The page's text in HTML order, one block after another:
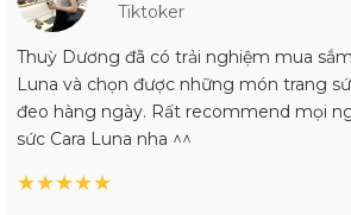
Tiktoker
Thuỳ Dương đã có trải nghiệm mua
Luna và chọn được những món trang
đeo hàng ngày. Rất recommend mọi
sức Cara Luna nha ^^
★★★★★